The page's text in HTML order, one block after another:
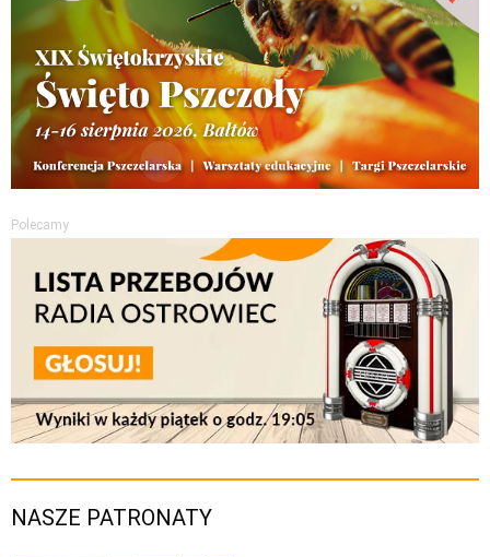
Polecamy
NASZE PATRONATY